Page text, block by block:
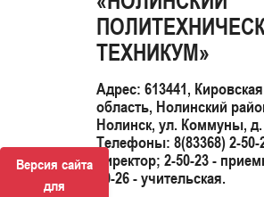
Версия сайта
для
ТЕХНИКУМ»
Адрес: 613441, Кировская
область, Нолинский
Нолинск, ул. Коммуны, д.
Телефоны: 8(83368) 2-50-
директор; 2-50-23 -
50-26 - учительская.